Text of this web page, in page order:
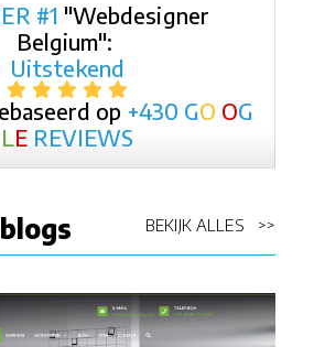
#1 "Webdesigner
Belgium":
Uitstekend
op +430 GO OG
LE REVIEWS
BEKIJK ALLES >>